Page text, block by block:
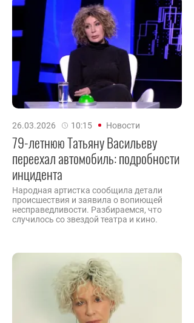
26.03.2026 10:15 Новости
79-летнюю Татьяну Васильеву
переехал автомобиль: подробности
инцидента
Народная артистка сообщила детали
происшествия и заявила о вопиющей
несправедливости. Разбираемся, что
случилось со звездой театра и кино.